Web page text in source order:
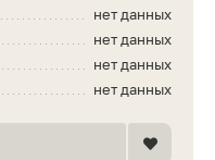
нет данных
нет данных
нет данных
нет данных